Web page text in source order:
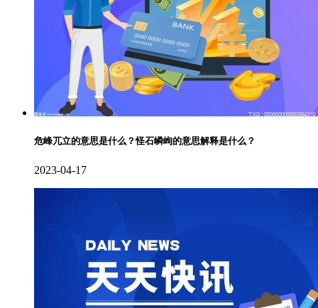
危峰兀立的意思是什么？怪石嶙峋的意思解释是什么？
2023-04-17